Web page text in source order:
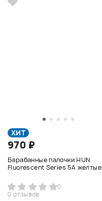
ХИТ
970 ₽
Барабанные палочки HUN
Fluorescent Series 5A желтые
0
0 отзывов